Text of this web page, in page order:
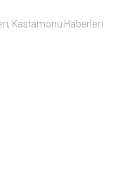
Kastamonu Haberleri